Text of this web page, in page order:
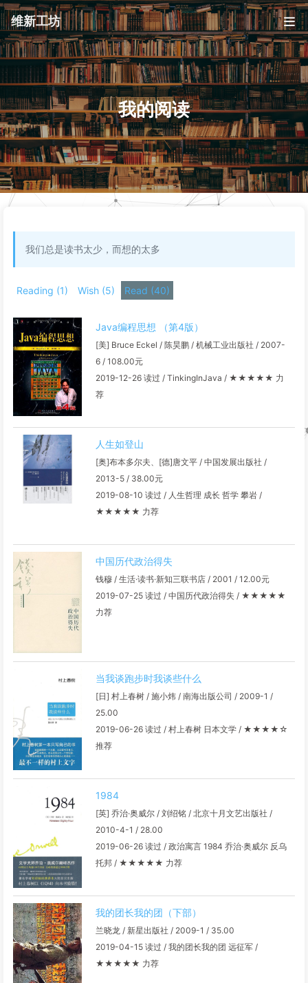
维新工坊
我的阅读
我们总是读书太少，而想的太多
Reading (1) Wish (5) Read (40)
Java编程思想 （第4版）
[美] Bruce Eckel / 陈昊鹏 / 机械工业出版社 / 2007-
6 / 108.00元
2019-12-26 读过 / TinkingInJava / ★★★★★ 力
荐
人生如登山
[奥]布本多尔夫、[德]唐文平 / 中国发展出版社 /
2013-5 / 38.00元
2019-08-10 读过 / 人生哲理 成长 哲学 攀岩 /
★★★★★ 力荐
中国历代政治得失
钱穆 / 生活·读书·新知三联书店 / 2001 / 12.00元
2019-07-25 读过 / 中国历代政治得失 / ★★★★★
力荐
当我谈跑步时我谈些什么
[日] 村上春树 / 施小炜 / 南海出版公司 / 2009-1 /
25.00
2019-06-26 读过 / 村上春树 日本文学 / ★★★★☆
推荐
1984
[英] 乔治·奥威尔 / 刘绍铭 / 北京十月文艺出版社 /
2010-4-1 / 28.00
2019-06-26 读过 / 政治寓言 1984 乔治·奥威尔 反乌
托邦 / ★★★★★ 力荐
我的团长我的团（下部）
兰晓龙 / 新星出版社 / 2009-1 / 35.00
2019-04-15 读过 / 我的团长我的团 远征军 /
★★★★★ 力荐